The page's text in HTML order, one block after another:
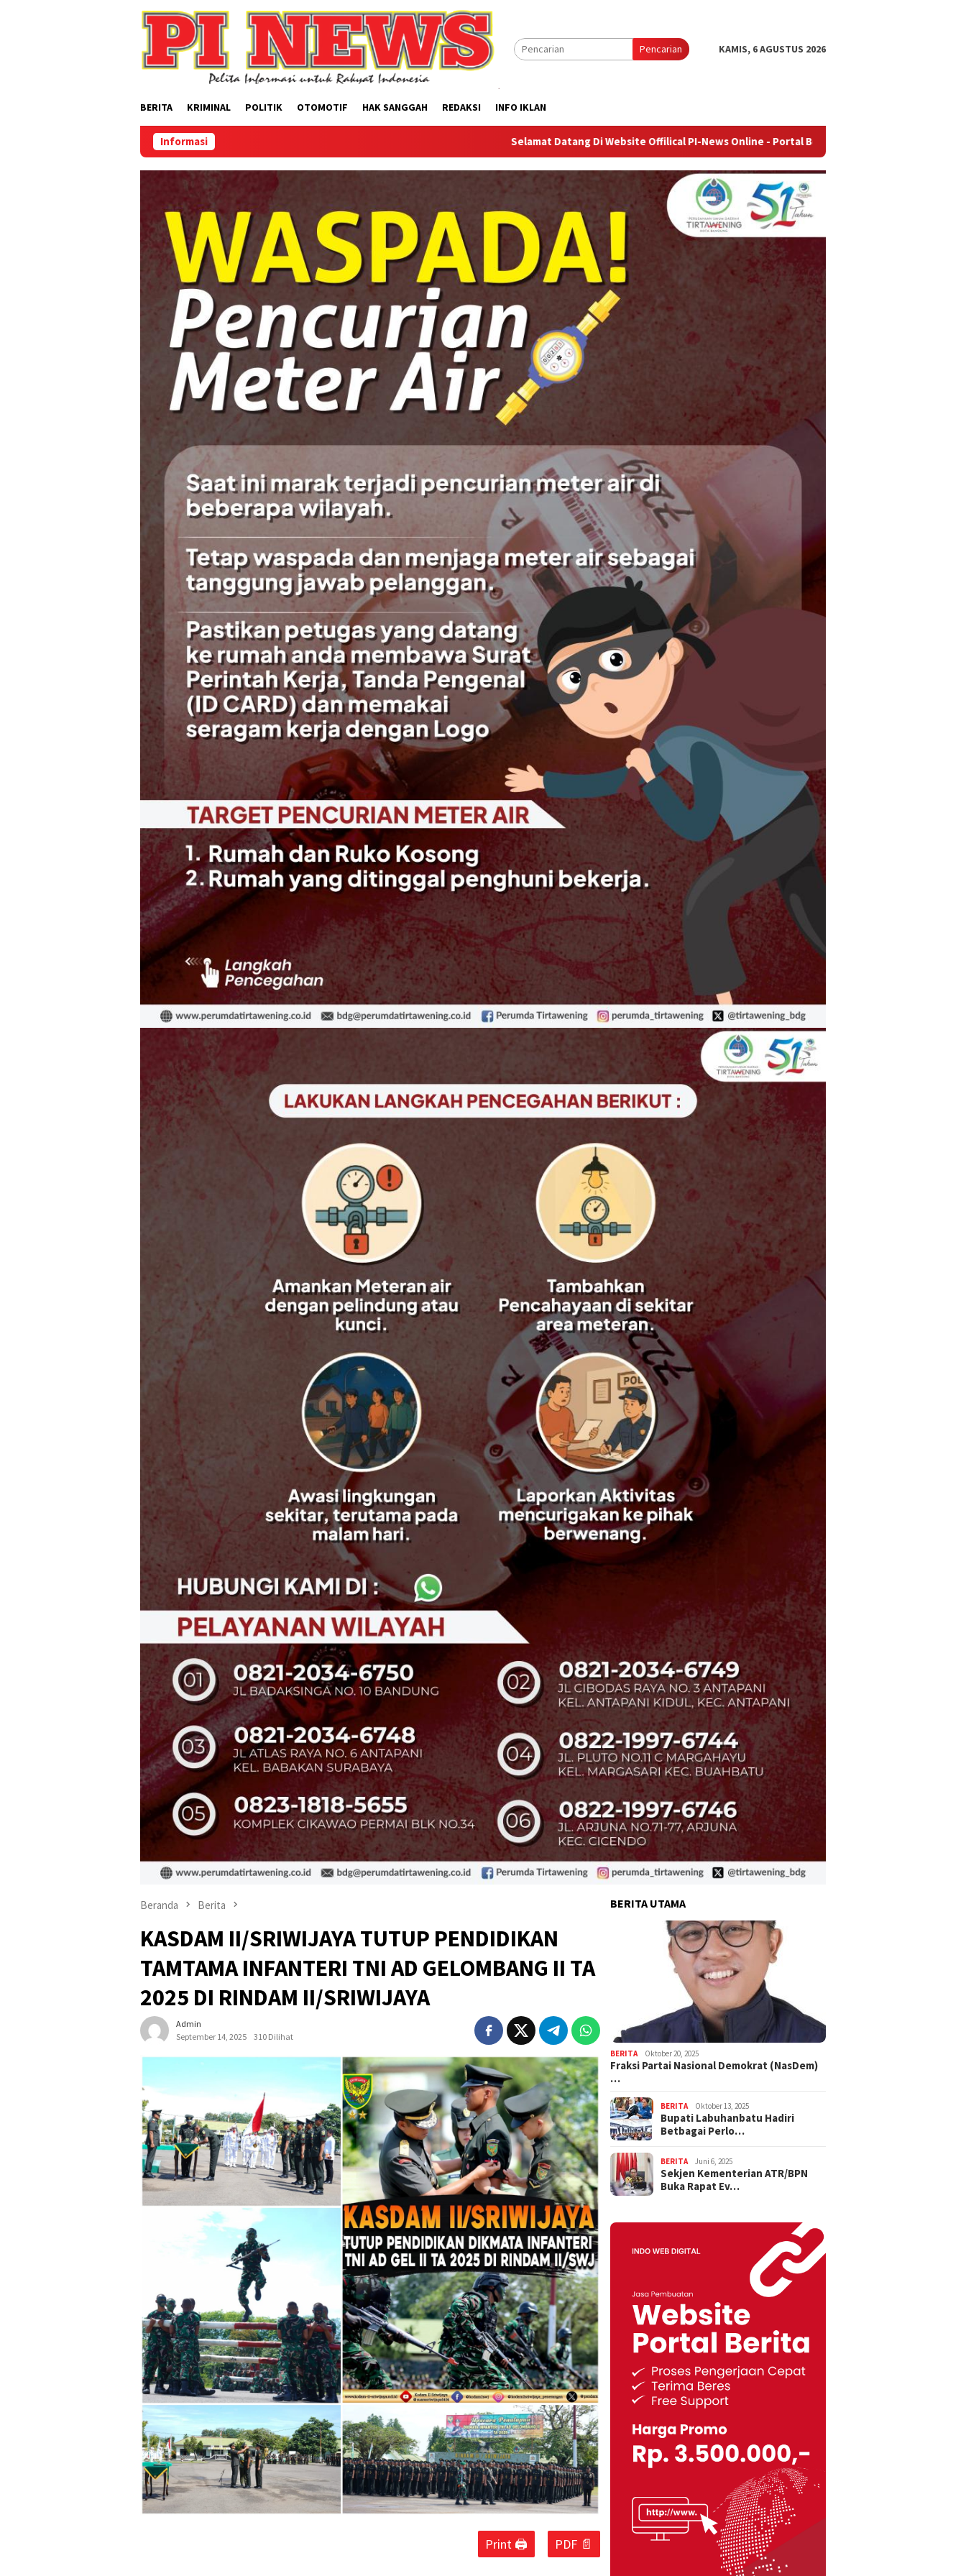
Pencarian
KAMIS, 6 AGUSTUS 2026
BERITA KRIMINAL POLITIK OTOMOTIF HAK SANGGAH REDAKSI INFO IKLAN
Informasi Selamat Datang Di Website Offilical PI-News Online - Portal Berita Terupdate & Terpercaya
Beranda Berita
KASDAM II/SRIWIJAYA TUTUP PENDIDIKAN
TAMTAMA INFANTERI TNI AD GELOMBANG II TA
2025 DI RINDAM II/SRIWIJAYA
Admin
September 14, 2025
310 Dilihat
Print 🖨 PDF 📄
BERITA UTAMA
BERITA Oktober 20, 2025
Fraksi Partai Nasional Demokrat (NasDem)
…
BERITA Oktober 13, 2025
Bupati Labuhanbatu Hadiri
Betbagai Perlo…
BERITA Juni 6, 2025
Sekjen Kementerian ATR/BPN
Buka Rapat Ev…